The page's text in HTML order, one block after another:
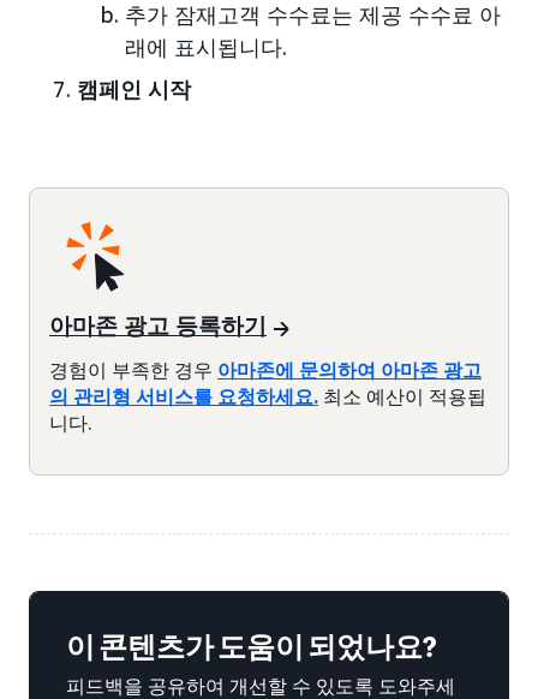
추가 잠재고객 수수료는 제공 수수료 아
래에 표시됩니다.
캠페인 시작
아마존 광고 등록하기
경험이 부족한 경우 아마존에 문의하여 아마존 광고
의 관리형 서비스를 요청하세요. 최소 예산이 적용됩
니다.
이 콘텐츠가 도움이 되었나요?
피드백을 공유하여 개선할 수 있도록 도와주세